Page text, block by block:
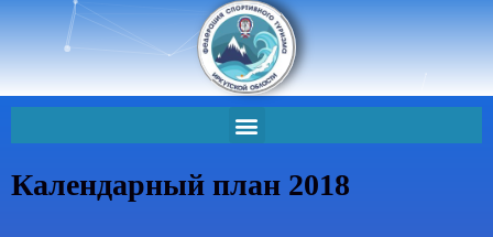
содержимому
Календарный план 2018